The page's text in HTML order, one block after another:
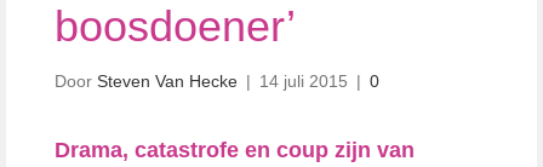
boosdoener’
Door Steven Van Hecke | 14 juli 2015 | 0
Drama, catastrofe en coup zijn van